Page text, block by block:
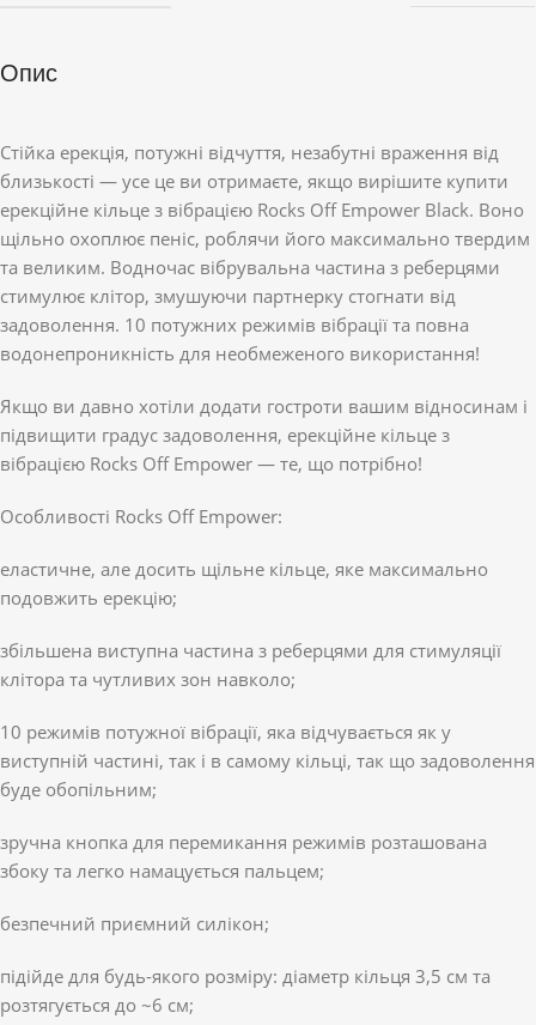
Опис
Стійка ерекція, потужні відчуття, незабутні враження від
близькості — усе це ви отримаєте, якщо вирішите купити
ерекційне кільце з вібрацією Rocks Off Empower Black. Воно
щільно охоплює пеніс, роблячи його максимально твердим
та великим. Водночас вібрувальна частина з реберцями
стимулює клітор, змушуючи партнерку стогнати від
задоволення. 10 потужних режимів вібрації та повна
водонепроникність для необмеженого використання!
Якщо ви давно хотіли додати гостроти вашим відносинам і
підвищити градус задоволення, ерекційне кільце з
вібрацією Rocks Off Empower — те, що потрібно!
Особливості Rocks Off Empower:
еластичне, але досить щільне кільце, яке максимально
подовжить ерекцію;
збільшена виступна частина з реберцями для стимуляції
клітора та чутливих зон навколо;
10 режимів потужної вібрації, яка відчувається як у
виступній частині, так і в самому кільці, так що задоволення
буде обопільним;
зручна кнопка для перемикання режимів розташована
збоку та легко намацується пальцем;
безпечний приємний силікон;
підійде для будь-якого розміру: діаметр кільця 3,5 см та
розтягується до ~6 см;